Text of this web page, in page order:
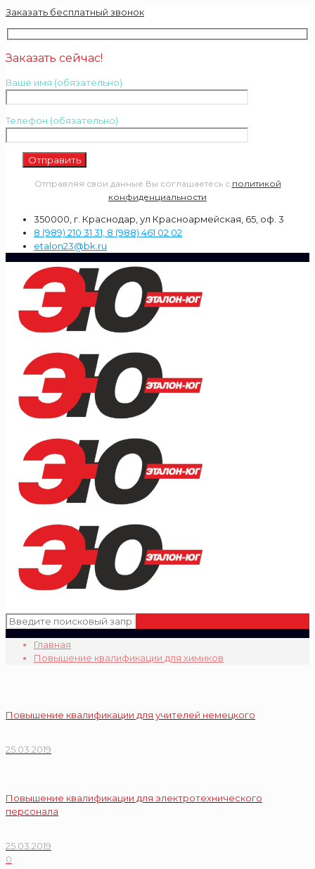
Заказать бесплатный звонок
Заказать сейчас!
Ваше имя (обязательно)
Телефон (обязательно)
Отправляя свои данные Вы соглашаетесь с политикой
конфиденциальности
350000, г. Краснодар, ул Красноармейская, 65, оф. 3
8 (989) 210 31 31, 8 (988) 461 02 02
etalon23@bk.ru
Главная
Повышение квалификации для химиков
Повышение квалификации для учителей немецкого
25.03.2019
Повышение квалификации для электротехнического
персонала
25.03.2019
0